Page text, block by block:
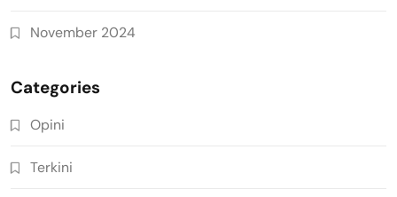
November 2024
Categories
Opini
Terkini